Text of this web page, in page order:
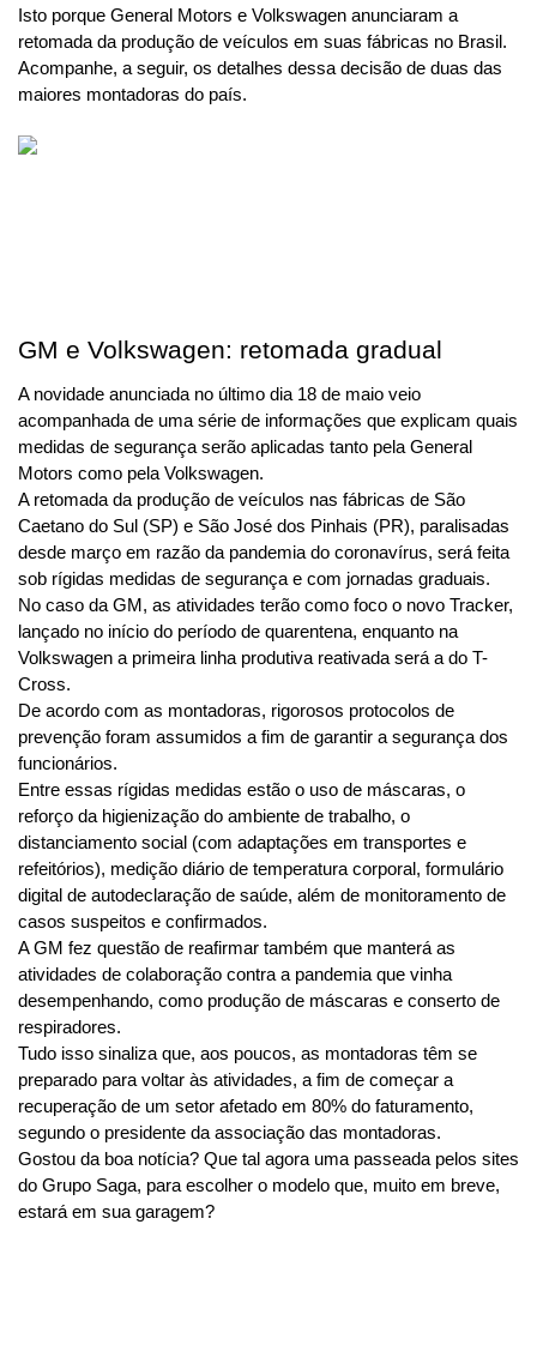
Isto porque General Motors e Volkswagen anunciaram a
retomada da produção de veículos em suas fábricas no Brasil.
Acompanhe, a seguir, os detalhes dessa decisão de duas das
maiores montadoras do país.
GM e Volkswagen: retomada gradual
A novidade anunciada no último dia 18 de maio veio
acompanhada de uma série de informações que explicam quais
medidas de segurança serão aplicadas tanto pela General
Motors como pela Volkswagen.
A retomada da produção de veículos nas fábricas de São
Caetano do Sul (SP) e São José dos Pinhais (PR), paralisadas
desde março em razão da pandemia do coronavírus, será feita
sob rígidas medidas de segurança e com jornadas graduais.
No caso da GM, as atividades terão como foco o novo Tracker,
lançado no início do período de quarentena, enquanto na
Volkswagen a primeira linha produtiva reativada será a do T-
Cross.
De acordo com as montadoras, rigorosos protocolos de
prevenção foram assumidos a fim de garantir a segurança dos
funcionários.
Entre essas rígidas medidas estão o uso de máscaras, o
reforço da higienização do ambiente de trabalho, o
distanciamento social (com adaptações em transportes e
refeitórios), medição diário de temperatura corporal, formulário
digital de autodeclaração de saúde, além de monitoramento de
casos suspeitos e confirmados.
A GM fez questão de reafirmar também que manterá as
atividades de colaboração contra a pandemia que vinha
desempenhando, como produção de máscaras e conserto de
respiradores.
Tudo isso sinaliza que, aos poucos, as montadoras têm se
preparado para voltar às atividades, a fim de começar a
recuperação de um setor afetado em 80% do faturamento,
segundo o presidente da associação das montadoras.
Gostou da boa notícia? Que tal agora uma passeada pelos sites
do Grupo Saga, para escolher o modelo que, muito em breve,
estará em sua garagem?